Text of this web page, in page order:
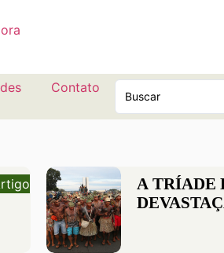
Contato
A TRÍADE